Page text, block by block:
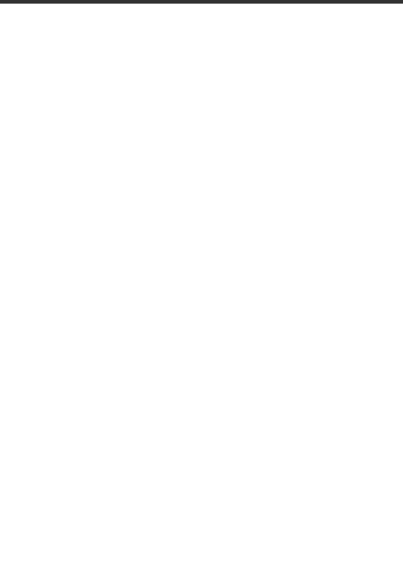
Comment signaler une erreur sur votre permis de